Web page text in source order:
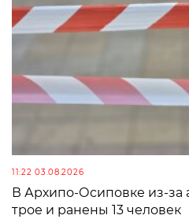
11:22 03.08.2026
В Архипо-Осиповке из-
трое и ранены 13 человек